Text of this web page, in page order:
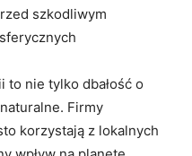
szkodliwym
to nie tylko dbałość o
Firmy
korzystają z lokalnych